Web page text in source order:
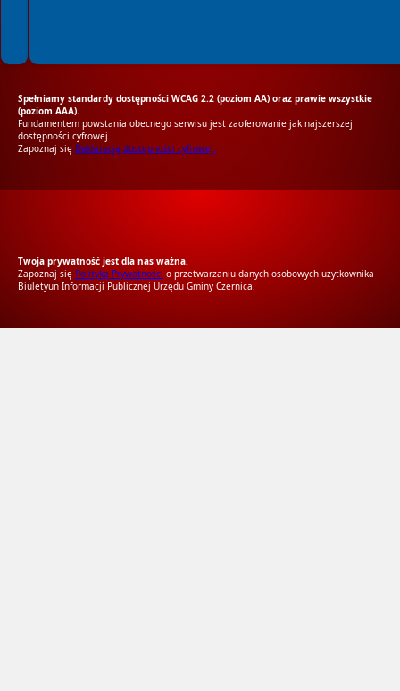
Spełniamy standardy dostępności WCAG 2.2 (poziom AA) oraz prawie wszystkie
(poziom AAA).
Fundamentem powstania obecnego serwisu jest zaoferowanie jak najszerszej
dostępności cyfrowej.
Zapoznaj się Deklaracją dostępności cyfrowej.
Twoja prywatność jest dla nas ważna.
Zapoznaj się Polityką Prywatności o przetwarzaniu danych osobowych użytkownika
Biuletyun Informacji Publicznej Urzędu Gminy Czernica.